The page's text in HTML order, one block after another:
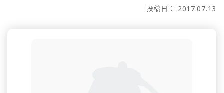
投稿日： 2017.07.13